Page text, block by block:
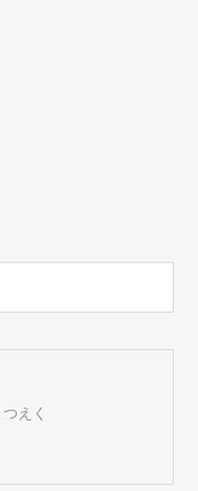
えく